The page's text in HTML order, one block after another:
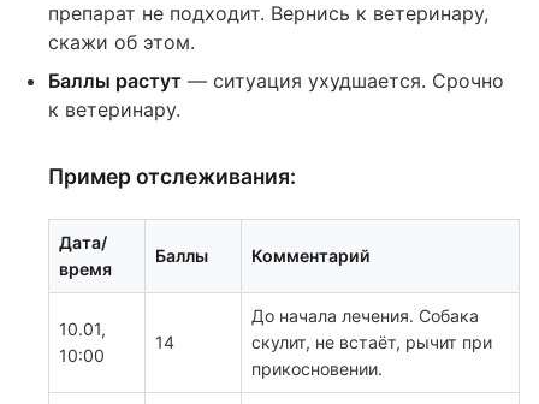
препарат не подходит. Вернись к ветеринару,
скажи об этом.
Баллы растут — ситуация ухудшается. Срочно
к ветеринару.
Пример отслеживания:
Дата/
время
Баллы Комментарий
10.01,
10:00
14
До начала лечения. Собака
скулит, не встаёт, рычит при
прикосновении.